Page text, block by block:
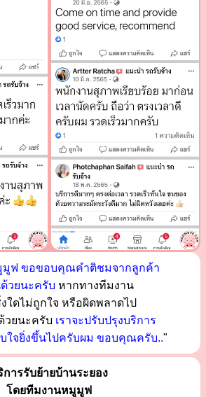
มูฟ ขอขอบคุณคำติชมจากลูกค้า
วยนะครับ หากทางทีมงาน
ใดไม่ถูกใจ หรือผิดพลาดไป
วยนะครับ เราจะปรับปรุงบริการ
ใจยิ่งขึ้นไปครับผม ขอบคุณครับ.."
การรับย้ายบ้านระยอง
โดยทีมงานหมูมูฟ